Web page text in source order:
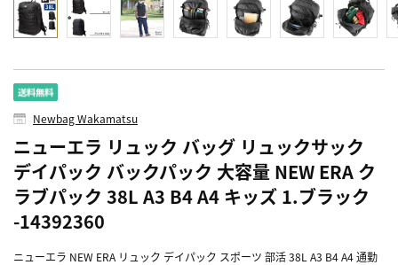
Newbag Wakamatsu
ニューエラ リュック バッグ リュックサック
デイパック バックパック 大容量 NEW ERA ク
ラブパック 38L A3 B4 A4 キッズ 1.ブラック
-14392360
ニューエラ NEW ERA リュック デイパック スポーツ 部活 38L A3 B4 A4 通勤